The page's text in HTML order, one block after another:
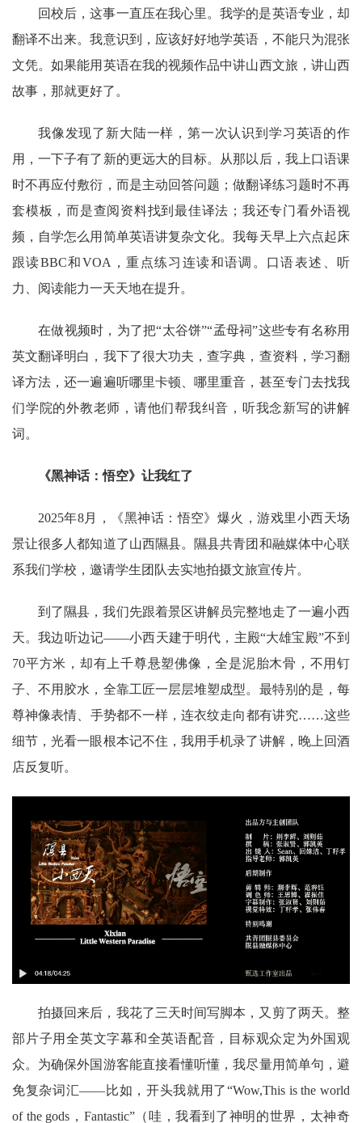
回校后，这事一直压在我心里。我学的是英语专业，却
翻译不出来。我意识到，应该好好地学英语，不能只为混张
文凭。如果能用英语在我的视频作品中讲山西文旅，讲山西
故事，那就更好了。
我像发现了新大陆一样，第一次认识到学习英语的作
用，一下子有了新的更远大的目标。从那以后，我上口语课
时不再应付敷衍，而是主动回答问题；做翻译练习题时不再
套模板，而是查阅资料找到最佳译法；我还专门看外语视
频，自学怎么用简单英语讲复杂文化。我每天早上六点起床
跟读BBC和VOA，重点练习连读和语调。口语表述、听
力、阅读能力一天天地在提升。
在做视频时，为了把“太谷饼”“孟母祠”这些专有名称用
英文翻译明白，我下了很大功夫，查字典，查资料，学习翻
译方法，还一遍遍听哪里卡顿、哪里重音，甚至专门去找我
们学院的外教老师，请他们帮我纠音，听我念新写的讲解
词。
《黑神话：悟空》让我红了
2025年8月，《黑神话：悟空》爆火，游戏里小西天场
景让很多人都知道了山西隰县。隰县共青团和融媒体中心联
系我们学校，邀请学生团队去实地拍摄文旅宣传片。
到了隰县，我们先跟着景区讲解员完整地走了一遍小西
天。我边听边记——小西天建于明代，主殿“大雄宝殿”不到
70平方米，却有上千尊悬塑佛像，全是泥胎木骨，不用钉
子、不用胶水，全靠工匠一层层堆塑成型。最特别的是，每
尊神像表情、手势都不一样，连衣纹走向都有讲究……这些
细节，光看一眼根本记不住，我用手机录了讲解，晚上回酒
店反复听。
拍摄回来后，我花了三天时间写脚本，又剪了两天。整
部片子用全英文字幕和全英语配音，目标观众定为外国观
众。为确保外国游客能直接看懂听懂，我尽量用简单句，避
免复杂词汇——比如，开头我就用了“Wow,This is the world
of the gods，Fantastic”（哇，我看到了神明的世界，太神奇